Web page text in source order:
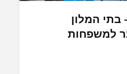
בתי המלון
למשפחות